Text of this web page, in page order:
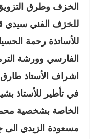
الخزف وطرق
للخزف الفني سيدي
للأساتذة رحمة
الفارسي وورشة
اشراف الأستاذ
في تأطير للأستاذ
الخاصة بشخصية
مسعودة الزيدي